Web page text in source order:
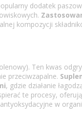
dodatek
kompozycji
Ten kwas
przeciwzapalne.
, gdzie działanie
te procesy,
w